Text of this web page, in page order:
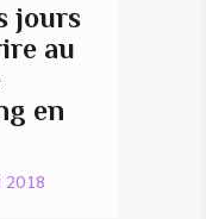
jours
au
en
2018